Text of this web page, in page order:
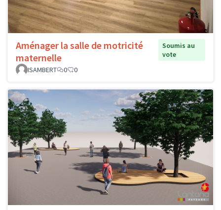
Aménager la salle de motricité
maternelle
Soumis au
vote
ISAMBERT
0 0